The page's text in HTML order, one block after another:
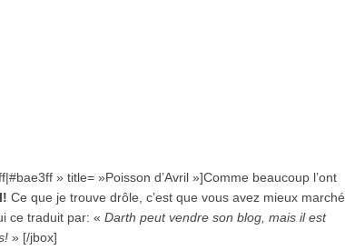
» title= »Poisson d’Avril »]Comme beaucoup l’ont
Ce que je trouve drôle, c’est que vous avez mieux marché
ce traduit par: « Darth peut vendre son blog, mais il est
» [/jbox]